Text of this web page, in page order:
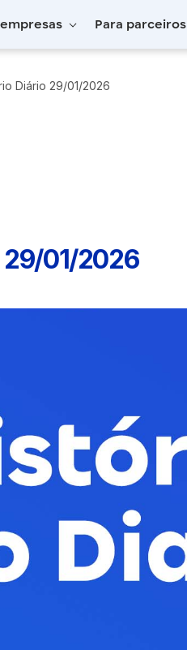
Para parceiros
Diário 29/01/2026
29/01/2026